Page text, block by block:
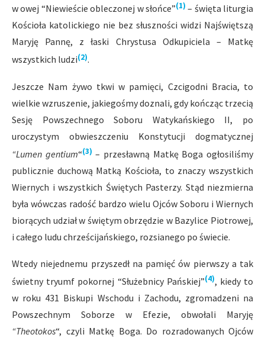
w owej “Niewieście obleczonej w słońce”(1) – święta liturgia
Kościoła katolickiego nie bez słuszności widzi Najświętszą
Maryję Pannę, z łaski Chrystusa Odkupiciela – Matkę
wszystkich ludzi(2).
Jeszcze Nam żywo tkwi w pamięci, Czcigodni Bracia, to
wielkie wzruszenie, jakiegośmy doznali, gdy kończąc trzecią
Sesję Powszechnego Soboru Watykańskiego II, po
uroczystym obwieszczeniu Konstytucji dogmatycznej
“Lumen gentium“(3) – przesławną Matkę Boga ogłosiliśmy
publicznie duchową Matką Kościoła, to znaczy wszystkich
Wiernych i wszystkich Świętych Pasterzy. Stąd niezmierna
była wówczas radość bardzo wielu Ojców Soboru i Wiernych
biorących udział w świętym obrzędzie w Bazylice Piotrowej,
i całego ludu chrześcijańskiego, rozsianego po świecie.
Wtedy niejednemu przyszedł na pamięć ów pierwszy a tak
świetny tryumf pokornej “Służebnicy Pańskiej”(4), kiedy to
w roku 431 Biskupi Wschodu i Zachodu, zgromadzeni na
Powszechnym Soborze w Efezie, obwołali Maryję
“Theotokos“, czyli Matkę Boga. Do rozradowanych Ojców